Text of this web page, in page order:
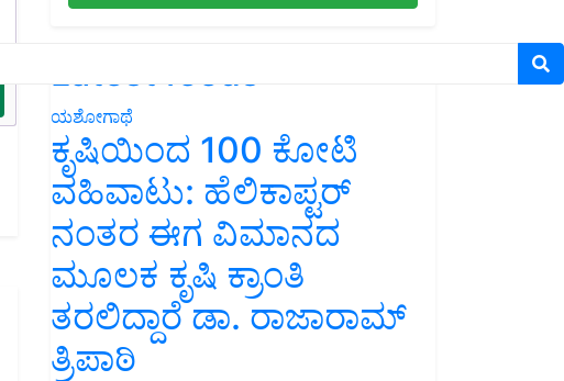
Latest feeds
ಯಶೋಗಾಥೆ
ಕೃಷಿಯಿಂದ 100 ಕೋಟಿ
ವಹಿವಾಟು: ಹೆಲಿಕಾಪ್ಟರ್
ನಂತರ ಈಗ ವಿಮಾನದ
ಮೂಲಕ ಕೃಷಿ ಕ್ರಾಂತಿ
ತರಲಿದ್ದಾರೆ ಡಾ. ರಾಜಾರಾಮ್
ತ್ರಿಪಾಠಿ